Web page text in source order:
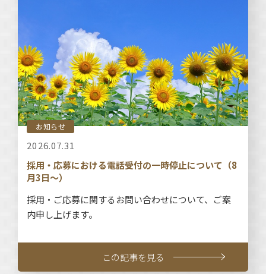
お知らせ
2026.07.31
採用・応募における電話受付の一時停止について（8
月3日～）
採用・ご応募に関するお問い合わせについて、ご案
内申し上げます。
この記事を見る